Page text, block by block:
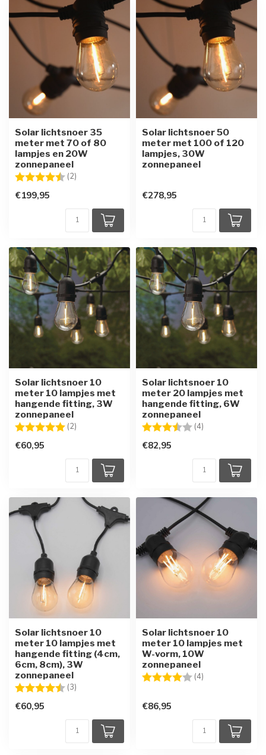
Solar lichtsnoer 35
meter met 70 of 80
lampjes en 20W
zonnepaneel
Beoordeling: (2)
€199,95
Solar lichtsnoer 50
meter met 100 of 120
lampjes, 30W
zonnepaneel
€278,95
Solar lichtsnoer 10
meter 10 lampjes met
hangende fitting, 3W
zonnepaneel
Beoordeling: (2)
€60,95
Solar lichtsnoer 10
meter 20 lampjes met
hangende fitting, 6W
zonnepaneel
Beoordeling: (4)
€82,95
Solar lichtsnoer 10
meter 10 lampjes met
hangende fitting (4cm,
6cm, 8cm), 3W
zonnepaneel
Beoordeling: (3)
€60,95
Solar lichtsnoer 10
meter 10 lampjes met
W-vorm, 10W
zonnepaneel
Beoordeling: (4)
€86,95